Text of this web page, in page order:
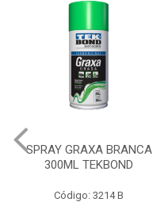
SPRAY GRAXA BRANCA
300ML TEKBOND
Código: 3214 B